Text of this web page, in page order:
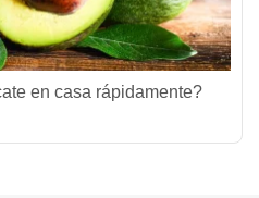
en casa rápidamente?